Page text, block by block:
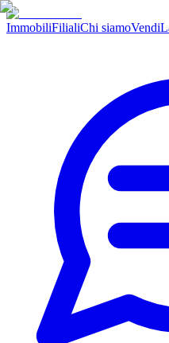
ImmobiliFilialiChi siamoVendi